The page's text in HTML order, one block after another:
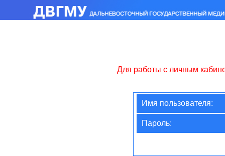
Для работы с личным
Имя пользователя:
Пароль: